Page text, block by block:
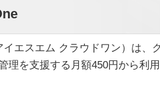
イエスエム クラウドワン）は、
理を支援する月額450円から利